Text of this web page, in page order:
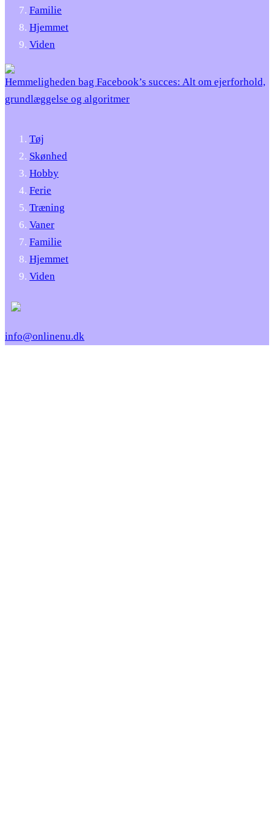
Familie
Hjemmet
Viden
Hemmeligheden bag Facebook’s succes: Alt om ejerforhold,
grundlæggelse og algoritmer
Tøj
Skønhed
Hobby
Ferie
Træning
Vaner
Familie
Hjemmet
Viden
info@onlinenu.dk